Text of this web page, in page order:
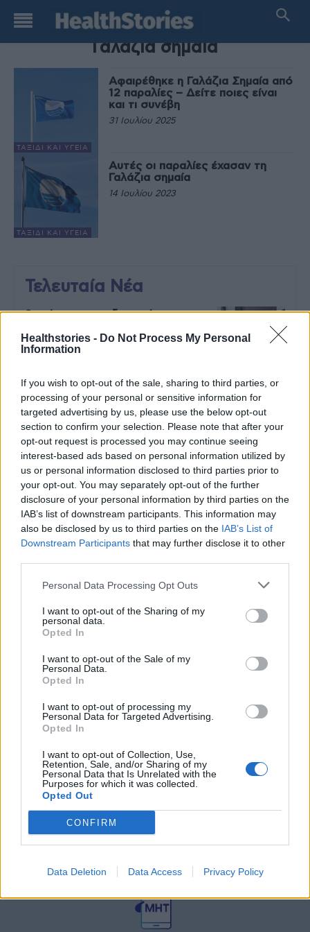
Healthstories - Do Not Process My Personal
Information
If you wish to opt-out of the sale, sharing to third parties, or
processing of your personal or sensitive information for
targeted advertising by us, please use the below opt-out
section to confirm your selection. Please note that after your
opt-out request is processed you may continue seeing
interest-based ads based on personal information utilized by
us or personal information disclosed to third parties prior to
your opt-out. You may separately opt-out of the further
disclosure of your personal information by third parties on the
IAB’s list of downstream participants. This information may
also be disclosed by us to third parties on the IAB’s List of
Downstream Participants that may further disclose it to other
Personal Data Processing Opt Outs
I want to opt-out of the Sharing of my
personal data.
Opted In
I want to opt-out of the Sale of my
Personal Data.
Opted In
I want to opt-out of processing my
Personal Data for Targeted Advertising.
Opted In
I want to opt-out of Collection, Use,
Retention, Sale, and/or Sharing of my
Personal Data that Is Unrelated with the
Purposes for which it was collected.
Opted Out
CONFIRM
Data Deletion Data Access Privacy Policy
TAG
Γαλάζια σημαία
ΤΑΞΊΔΙ ΚΑΙ ΥΓΕΊΑ
Αφαιρέθηκε η Γαλάζια Σημαία από
12 παραλίες – Δείτε ποιες είναι
και τι συνέβη
31 Ιουλίου 2025
ΤΑΞΊΔΙ ΚΑΙ ΥΓΕΊΑ
Αυτές οι παραλίες έχασαν τη
Γαλάζια σημαία
14 Ιουλίου 2023
Τελευταία Νέα
9 πράγματα που δεν πρέπει να
27 Φεβρουαρίου 2026
Πάνω από 100 μωρά έχουν
γεννηθεί μέσω εξωσωματικής, με
την υποστήριξη της Be-Live
27 Φεβρουαρίου 2026
Μεταπροπονητική πείνα: Ο λόγος
που θέλεις να καταβροχθίσεις τα
πάντα μετά την άσκηση
27 Φεβρουαρίου 2026
Ωρίων – Σπάνια νοσήματα
συνδέονται με μνημεία που
πνεύμα της χώρας μας
27 Φεβρουαρίου 2026
Γεωργιάδης: Πολλαπλά οφέλη από
τη συνεργασία δημοσίου και
27 Φεβρουαρίου 2026